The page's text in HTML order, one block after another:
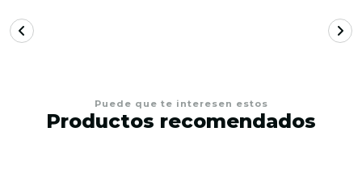
Puede que te interesen estos
Productos recomendados